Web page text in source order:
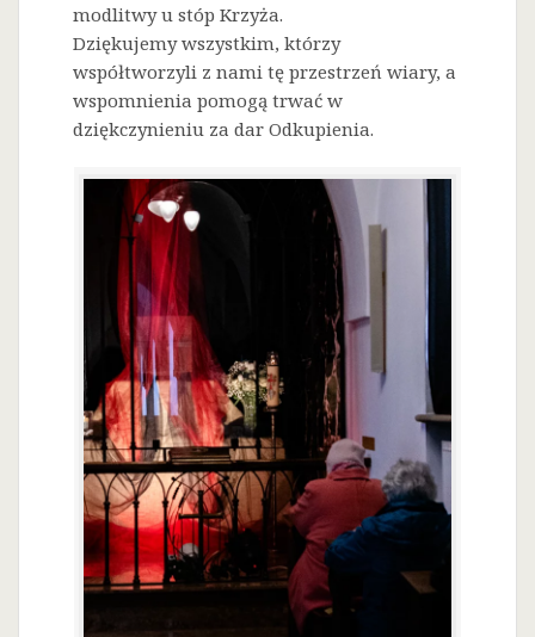
modlitwy u stóp Krzyża.
Dziękujemy wszystkim, którzy
współtworzyli z nami tę przestrzeń wiary, a
wspomnienia pomogą trwać w
dziękczynieniu za dar Odkupienia.